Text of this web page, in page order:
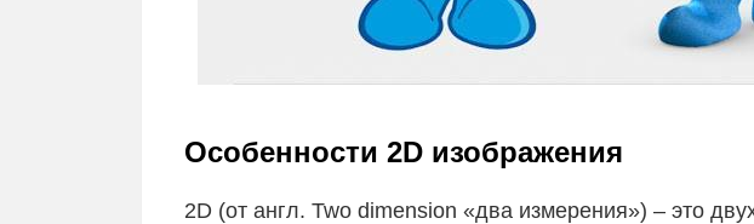
Особенности 2D изображения
2D (от англ. Two dimension «два измерения») – это